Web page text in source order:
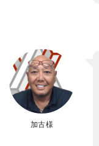
加古様